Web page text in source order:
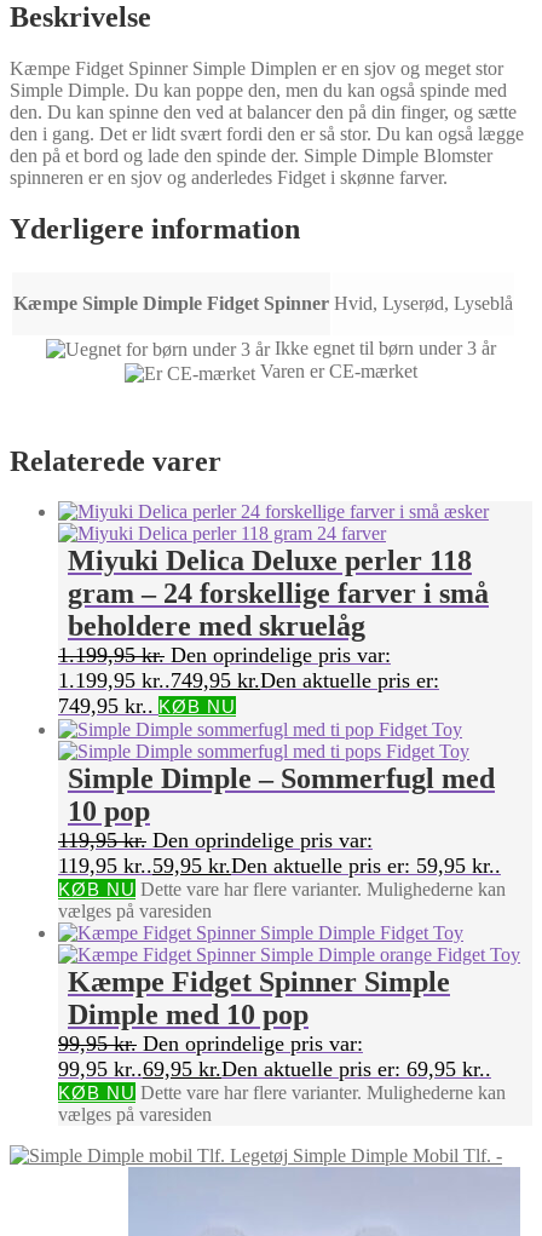
Beskrivelse
Kæmpe Fidget Spinner Simple Dimplen er en sjov og meget stor
Simple Dimple. Du kan poppe den, men du kan også spinde med
den. Du kan spinne den ved at balancer den på din finger, og sætte
den i gang. Det er lidt svært fordi den er så stor. Du kan også lægge
den på et bord og lade den spinde der. Simple Dimple Blomster
spinneren er en sjov og anderledes Fidget i skønne farver.
Yderligere information
Kæmpe Simple Dimple Fidget Spinner Hvid, Lyserød, Lyseblå
Ikke egnet til børn under 3 år
Varen er CE-mærket
Relaterede varer
Miyuki Delica Deluxe perler 118
gram – 24 forskellige farver i små
beholdere med skruelåg
1.199,95kr. Den oprindelige pris var:
1.199,95 kr..749,95 kr.Den aktuelle pris er:
749,95 kr.. KØB NU
Simple Dimple – Sommerfugl med
10 pop
119,95kr. Den oprindelige pris var:
119,95 kr..59,95 kr.Den aktuelle pris er: 59,95 kr..
KØB NU Dette vare har flere varianter. Mulighederne kan
vælges på varesiden
Kæmpe Fidget Spinner Simple
Dimple med 10 pop
99,95kr. Den oprindelige pris var:
99,95 kr..69,95 kr.Den aktuelle pris er: 69,95 kr..
KØB NU Dette vare har flere varianter. Mulighederne kan
vælges på varesiden
Simple Dimple Mobil Tlf. -